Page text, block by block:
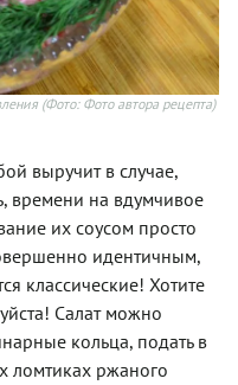
(Фото: Фото автора рецепта)
выручит в случае,
времени на вдумчивое
их соусом просто
идентичным,
классические! Хотите
Салат можно
кольца, подать в
ломтиках ржаного